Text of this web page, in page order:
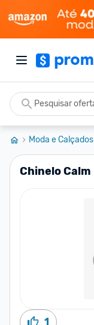
Moda e
Chinelo
1